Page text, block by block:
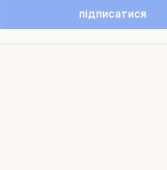
підписатися